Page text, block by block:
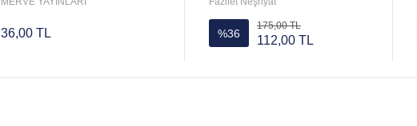
36,00 TL %36
175,00 TL
112,00 TL